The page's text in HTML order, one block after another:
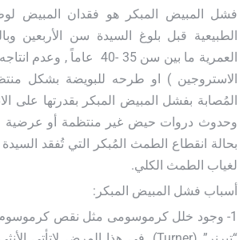
فشل المبيض المبكر هو فقدان المبيض
الطبيعية قبل بلوغ السيدة سن الأربعين
العمرية ما بين سن 35 -40
الاستروجين ) او طرحه للبويضة بشكل
المُصابة بفشل المبيض المبكر بقدرتها على
وحدوث دروات حيض غير منتظمة أو عرضية
بحالة انقطاع الطمث المُبكر التي تُفقد
لغياب الطمث الكلي.
أسباب فشل المبيض المبكر:
1- وجود خلل كرموسومى مثل نقص كرموسوم